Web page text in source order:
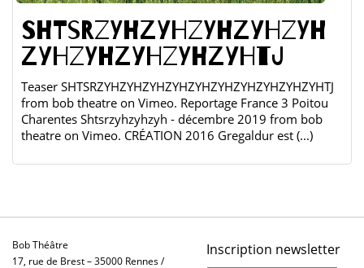
SHTSRZYHZYHZYHZYHZYH
ZYHZYHZYHZYHZYHTJ
Teaser SHTSRZYHZYHZYHZYHZYHZYHZYHZYHZYHZYHTJ
from bob theatre on Vimeo. Reportage France 3 Poitou
Charentes Shtsrzyhzyhzyh - décembre 2019 from bob
theatre on Vimeo. CRÉATION 2016 Gregaldur est (...)
Bob Théâtre
17, rue de Brest – 35000 Rennes /
Inscription newsletter